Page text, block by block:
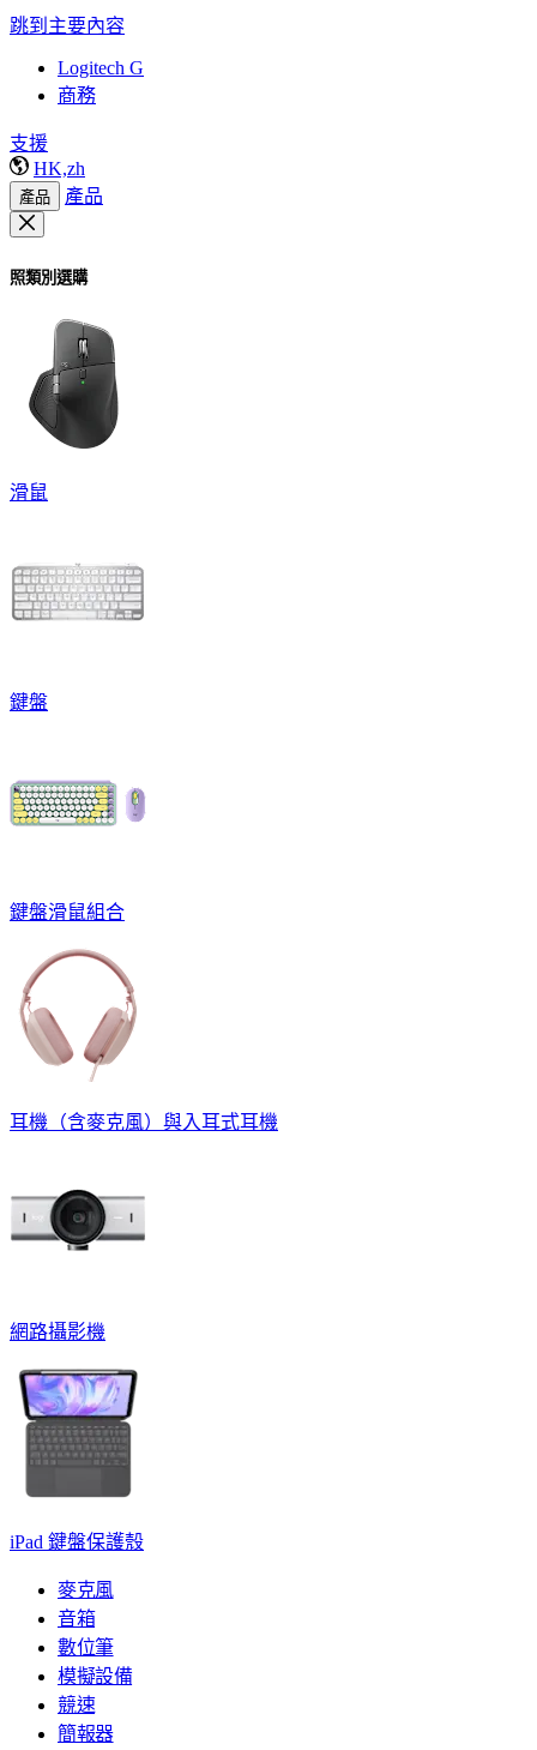
跳到主要內容
Logitech G
商務
支援
HK,zh
產品 產品
照類別選購
滑鼠
鍵盤
鍵盤滑鼠組合
耳機（含麥克風）與入耳式耳機
網路攝影機
iPad 鍵盤保護殼
麥克風
音箱
數位筆
模擬設備
競速
簡報器